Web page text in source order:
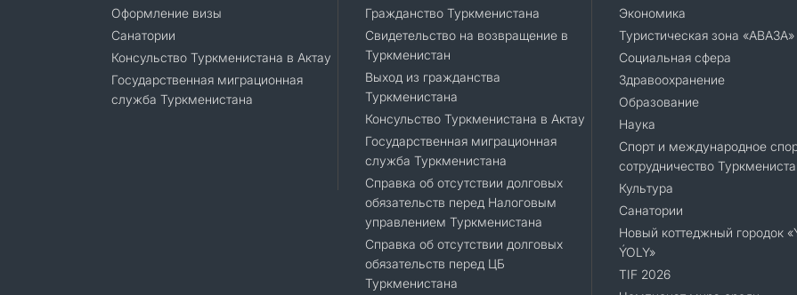
Оформление визы
Санатории
Консульство Туркменистана в Актау
Государственная миграционная
служба Туркменистана
Гражданство Туркменистана
Cвидетельство на возвращение в
Туркменистан
Выход из гражданства
Туркменистана
Консульство Туркменистана в Актау
Государственная миграционная
служба Туркменистана
Справка об отсутствии долговых
обязательств перед Налоговым
управлением Туркменистана
Справка об отсутствии долговых
обязательств перед ЦБ
Туркменистана
Экономика
Туристическая зона «АВАЗА»
Социальная сфера
Здравоохранение
Образование
Наука
Спорт и международное
сотрудничество
Культура
Санатории
Новый коттеджный городок
ÝOLY»
TIF 2026